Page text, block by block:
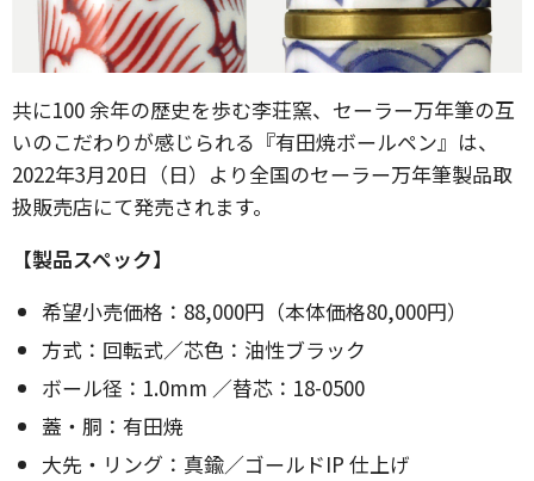
共に100 余年の歴史を歩む李荘窯、セーラー万年筆の互
いのこだわりが感じられる『有田焼ボールペン』は、
2022年3月20日（日）より全国のセーラー万年筆製品取
扱販売店にて発売されます。
【製品スペック】
希望小売価格：88,000円（本体価格80,000円）
方式：回転式／芯色：油性ブラック
ボール径：1.0mm ／替芯：18-0500
蓋・胴：有田焼
大先・リング：真鍮／ゴールドIP 仕上げ